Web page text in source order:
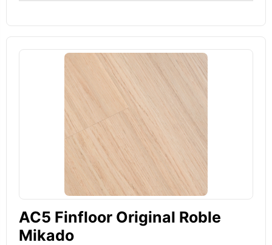
AC5 Finfloor Original Roble
Mikado